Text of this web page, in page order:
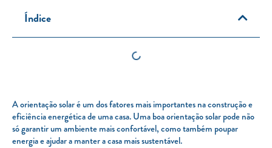
Índice
A orientação solar é um dos fatores mais importantes na construção e
eficiência energética de uma casa. Uma boa orientação solar pode não
só garantir um ambiente mais confortável, como também poupar
energia e ajudar a manter a casa mais sustentável.